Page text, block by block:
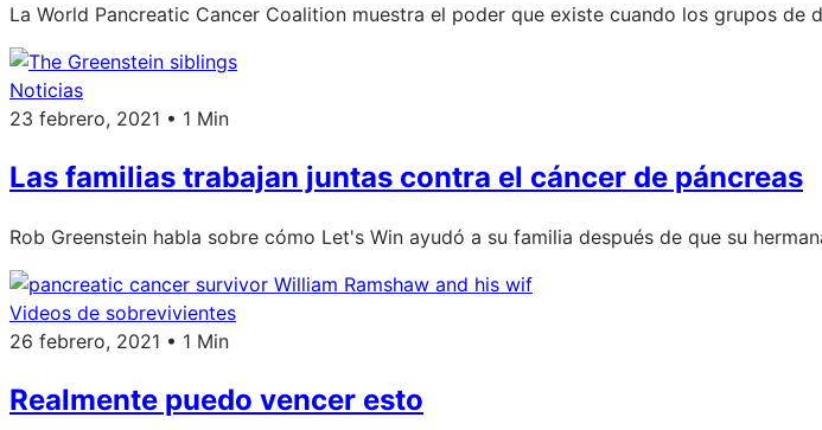
La World Pancreatic Cancer Coalition muestra el poder que existe cuando los grupos de
Noticias
23 febrero, 2021 • 1 Min
Las familias trabajan juntas contra el cáncer de páncreas
Rob Greenstein habla sobre cómo Let's Win ayudó a su familia después de que su
Videos de sobrevivientes
26 febrero, 2021 • 1 Min
Realmente puedo vencer esto